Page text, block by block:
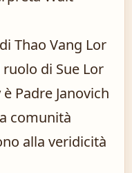
Thao Vang Lor
di Sue Lor
è Padre Janovich
comunità
alla veridicità